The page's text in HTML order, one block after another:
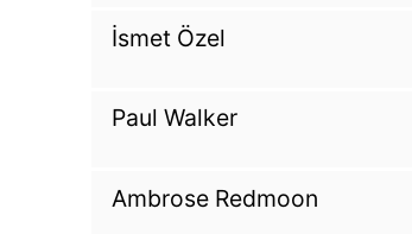
İsmet Özel
Paul Walker
Ambrose Redmoon